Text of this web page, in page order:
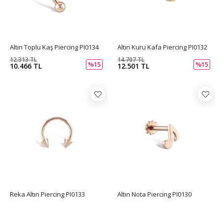
Altın Toplu Kaş Piercing PI0134
10.466 TL
12.313 TL
%15
Altın Kuru Kafa Piercing PI0132
12.501 TL
14.707 TL
%15
Reka Altın Piercing PI0133 Altın Nota Piercing PI0130